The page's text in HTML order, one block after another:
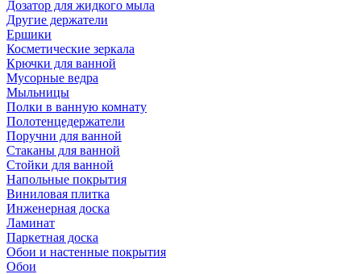
Дозатор для жидкого мыла
Другие держатели
Ершики
Косметические зеркала
Крючки для ванной
Мусорные ведра
Мыльницы
Полки в ванную комнату
Полотенцедержатели
Поручни для ванной
Стаканы для ванной
Стойки для ванной
Напольные покрытия
Виниловая плитка
Инженерная доска
Ламинат
Паркетная доска
Обои и настенные покрытия
Обои